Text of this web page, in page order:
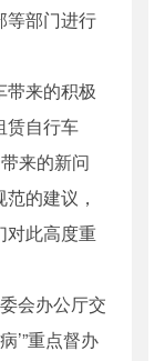
等部门进行
来的积极
赁自行车
来的新问
的建议，
对此高度重
会办公厅交
’”重点督办